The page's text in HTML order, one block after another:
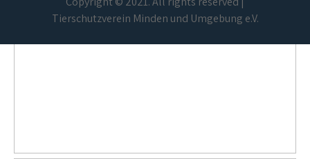
Tierschutzverein Minden und Umgebung e.V.